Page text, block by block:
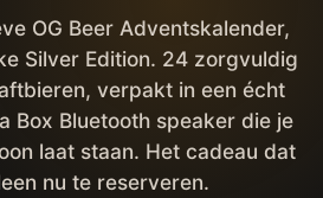
OG Beer Adventskalender,
Silver Edition. 24 zorgvuldig
verpakt in een écht
Box Bluetooth speaker die je
laat staan. Het cadeau dat
nu te reserveren.